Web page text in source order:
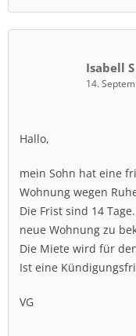
Isabell S
14.
Hallo,
mein Sohn hat eine
Wohnung wegen
Die Frist sind 14
neue Wohnung zu
Die Miete wird für
Ist eine
VG